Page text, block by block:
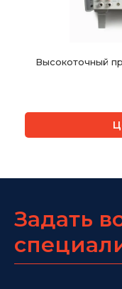
Высокоточный
Задать